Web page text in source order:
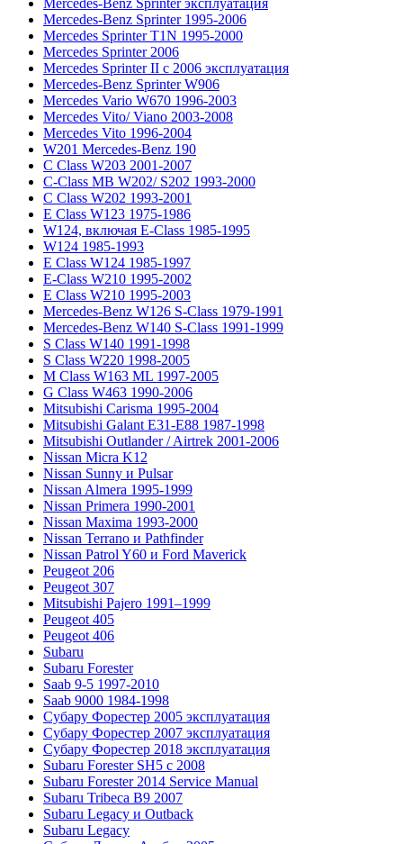
Mercedes-Benz Sprinter эксплуатация
Mercedes-Benz Sprinter 1995-2006
Mercedes Sprinter T1N 1995-2000
Mercedes Sprinter 2006
Mercedes Sprinter II с 2006 эксплуатация
Mercedes-Benz Sprinter W906
Mercedes Vario W670 1996-2003
Mercedes Vito/ Viano 2003-2008
Mercedes Vito 1996-2004
W201 Mercedes-Benz 190
C Class W203 2001-2007
C-Class MB W202/ S202 1993-2000
C Class W202 1993-2001
E Class W123 1975-1986
W124, включая E-Class 1985-1995
W124 1985-1993
E Class W124 1985-1997
E-Class W210 1995-2002
E Class W210 1995-2003
Mercedes-Benz W126 S-Class 1979-1991
Mercedes-Benz W140 S-Class 1991-1999
S Class W140 1991-1998
S Class W220 1998-2005
M Class W163 ML 1997-2005
G Class W463 1990-2006
Mitsubishi Carisma 1995-2004
Mitsubishi Galant E31-E88 1987-1998
Mitsubishi Outlander / Airtrek 2001-2006
Nissan Micra K12
Nissan Sunny и Pulsar
Nissan Almera 1995-1999
Nissan Primera 1990-2001
Nissan Maxima 1993-2000
Nissan Terrano и Pathfinder
Nissan Patrol Y60 и Ford Maverick
Peugeot 206
Peugeot 307
Mitsubishi Pajero 1991–1999
Peugeot 405
Peugeot 406
Subaru
Subaru Forester
Saab 9-5 1997-2010
Saab 9000 1984-1998
Субару Форестер 2005 эксплуатация
Субару Форестер 2007 эксплуатация
Субару Форестер 2018 эксплуатация
Subaru Forester SH5 с 2008
Subaru Forester 2014 Service Manual
Subaru Tribeca В9 2007
Subaru Legacy и Outback
Subaru Legacy